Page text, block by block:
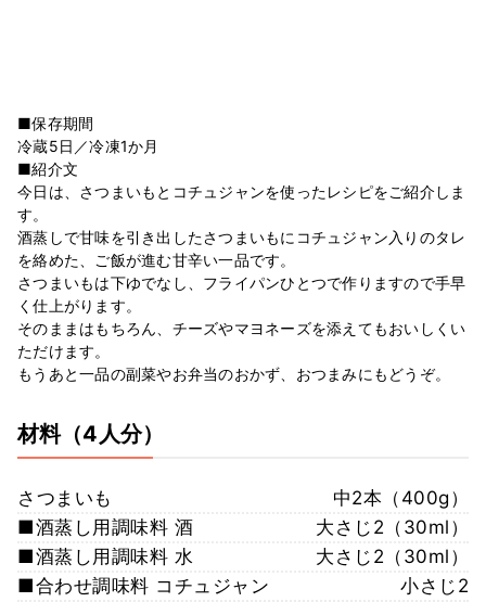
■保存期間
冷蔵5日／冷凍1か月
■紹介文
今日は、さつまいもとコチュジャンを使ったレシピをご紹介しま
す。
酒蒸しで甘味を引き出したさつまいもにコチュジャン入りのタレ
を絡めた、ご飯が進む甘辛い一品です。
さつまいもは下ゆでなし、フライパンひとつで作りますので手早
く仕上がります。
そのままはもちろん、チーズやマヨネーズを添えてもおいしくい
ただけます。
もうあと一品の副菜やお弁当のおかず、おつまみにもどうぞ。
材料（4人分）
さつまいも
中2本（400g）
■酒蒸し用調味料 酒
大さじ2（30ml）
■酒蒸し用調味料 水
大さじ2（30ml）
■合わせ調味料 コチュジャン
小さじ2